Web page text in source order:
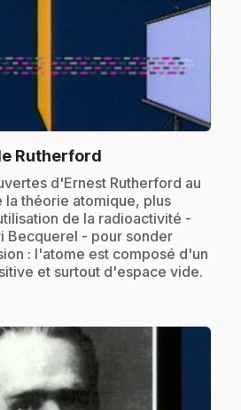
Rutherford
d'Ernest Rutherford au
théorie atomique, plus
de la radioactivité -
Becquerel - pour sonder
: l'atome est composé d'un
et surtout d'espace vide.